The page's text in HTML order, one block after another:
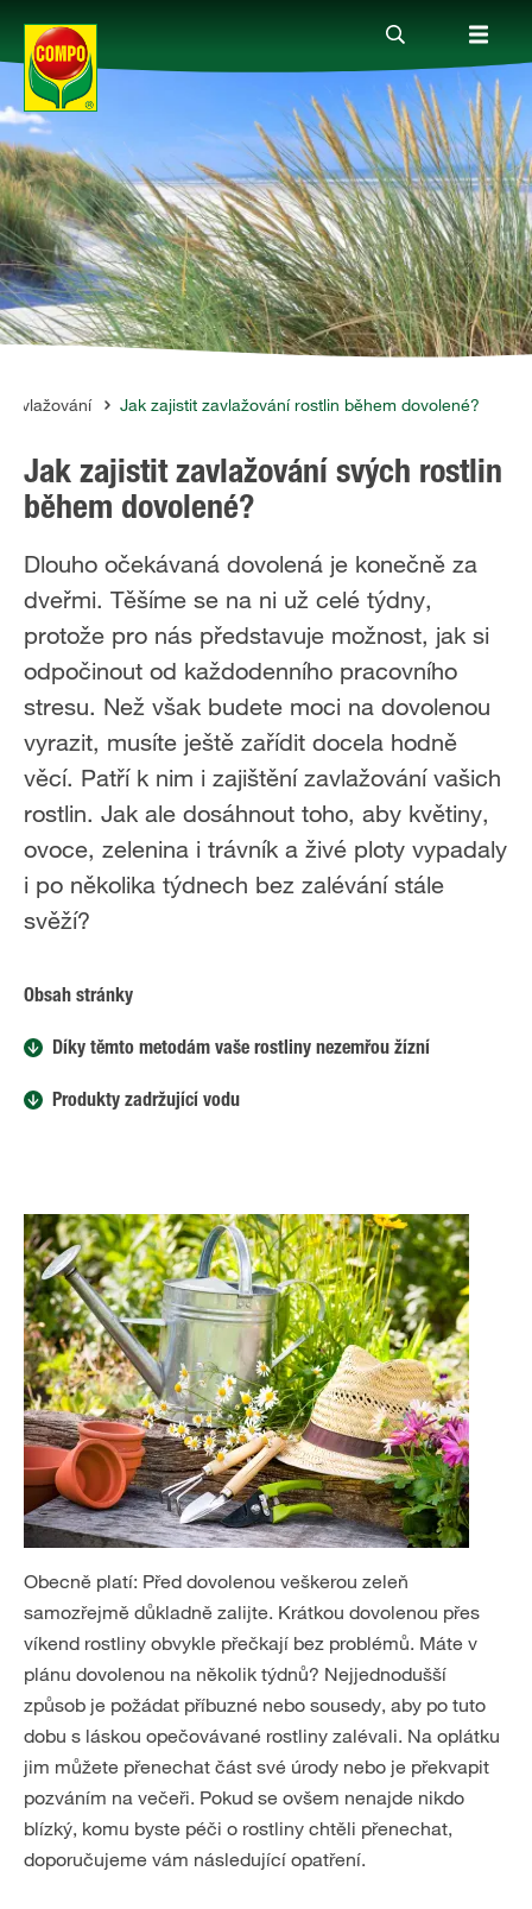
Produkty
Rady a tipy
Témata
Kde koupit
Společnost
Zavlažování Jak zajistit zavlažování rostlin během dovolené?
Jak zajistit zavlažování svých rostlin
během dovolené?
Dlouho očekávaná dovolená je konečně za
dveřmi. Těšíme se na ni už celé týdny,
protože pro nás představuje možnost, jak si
odpočinout od každodenního pracovního
stresu. Než však budete moci na dovolenou
vyrazit, musíte ještě zařídit docela hodně
věcí. Patří k nim i zajištění zavlažování vašich
rostlin. Jak ale dosáhnout toho, aby květiny,
ovoce, zelenina i trávník a živé ploty vypadaly
i po několika týdnech bez zalévání stále
svěží?
Obsah stránky
Díky těmto metodám vaše rostliny nezemřou žízní
Produkty zadržující vodu
Obecně platí: Před dovolenou veškerou zeleň
samozřejmě důkladně zalijte. Krátkou dovolenou přes
víkend rostliny obvykle přečkají bez problémů. Máte v
plánu dovolenou na několik týdnů? Nejjednodušší
způsob je požádat příbuzné nebo sousedy, aby po tuto
dobu s láskou opečovávané rostliny zalévali. Na oplátku
jim můžete přenechat část své úrody nebo je překvapit
pozváním na večeři. Pokud se ovšem nenajde nikdo
blízký, komu byste péči o rostliny chtěli přenechat,
doporučujeme vám následující opatření.